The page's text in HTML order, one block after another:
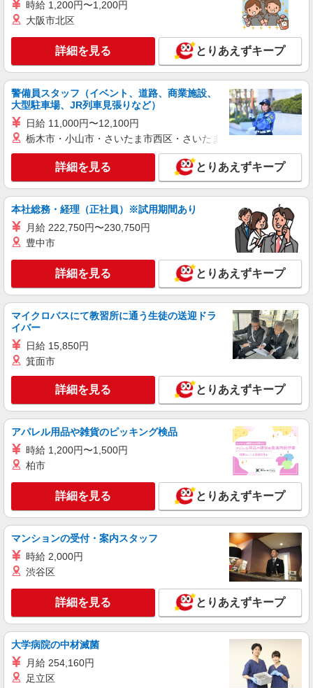
分単位で別途支給します。
ＪＣＨＯうつのみや病院 （栃木県宇都宮市南
詳細を見る
アルバイト パート
コンパスグループ・ジャパン株式会社 39704_p
NEW
調理補助【アルバイト・パート】
時給1,200円以上 試用期間中 時給1,200円以上
(試用期間2ヶ月) 残業が発生した場合、残業代を1
分単位で別途支給します。
特別養護老人ホームひょうたん村 （栃木県宇
都宮市屋板町１２６ー１１）
キープ 詳細を見る
アルバイト
コンパスグループ・ジャパン株式会社 39577_p
NEW
調理員【アルバイト・パート】
時給1,400円以上 試用期間中 時給1,400円以上
(試用期間2ヶ月) 残業が発生した場合、残業代を1
分単位で別途支給します。
ＪＣＨＯうつのみや病院 （栃木県宇都宮市南
コンパスグループ・ジャパン株式会社 39298_p
NEW
調理補助【アルバイト・パート】
時給1,068円以上 試用期間中 時給1,068円以上
あずみ苑 グランデ宇都宮 （栃木県宇都宮市
宝木本町1239-1）
キープ 詳細を見る
パート
ツクイ宇都宮いちり（デイサービス）
デイサービス 調理スタッフ（ミールケアクル
ー）
時給1,068円〜1,370円 ★土日祝日は時給100円
アップ！ ※給与幅は資格・経験等による
詳細を見る
時給 1,200円〜1,200円
大阪市北区
詳細を見る とりあえずキープ
警備員スタッフ（イベント、道路、商業施設、
大型駐車場、JR列車見張りなど）
日給 11,000円〜12,100円
栃木市・小山市・さいたま市西区・さいたま市岩槻区・久喜市・
詳細を見る とりあえずキープ
本社総務・経理（正社員）※試用期間あり
月給 222,750円〜230,750円
豊中市
詳細を見る とりあえずキープ
マイクロバスにて教習所に通う生徒の送迎ドラ
イバー
日給 15,850円
箕面市
詳細を見る とりあえずキープ
アパレル用品や雑貨のピッキング検品
時給 1,200円〜1,500円
柏市
詳細を見る とりあえずキープ
マンションの受付・案内スタッフ
時給 2,000円
渋谷区
詳細を見る とりあえずキープ
大学病院の中材滅菌
月給 254,160円
足立区